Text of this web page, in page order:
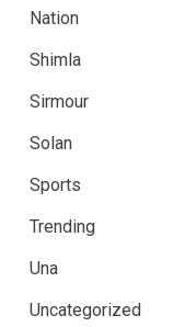
Nation
Shimla
Sirmour
Solan
Sports
Trending
Una
Uncategorized